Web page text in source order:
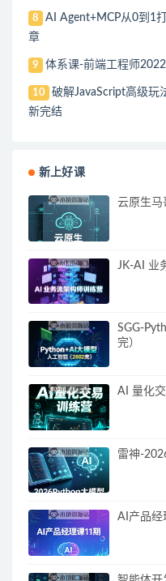
8
AI Agent+MCP从0到1
章
9 体系课-前端工程师
10
破解JavaScript高级玩
新完结
新上好课
云原生马
JK-AI 业
SGG-
完）
AI 量化
雷神-
AI产品经